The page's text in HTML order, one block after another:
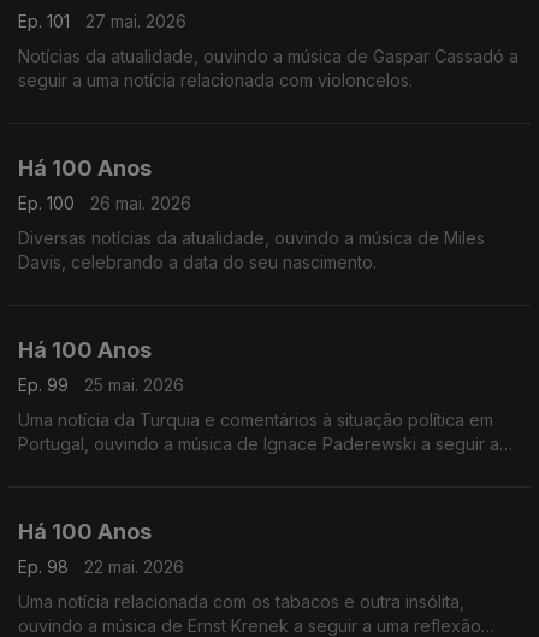
Ep. 101
27 mai. 2026
Notícias da atualidade, ouvindo a música de Gaspar Cassadó a
seguir a uma notícia relacionada com violoncelos.
Há 100 Anos
Ep. 100
26 mai. 2026
Diversas notícias da atualidade, ouvindo a música de Miles
Davis, celebrando a data do seu nascimento.
Há 100 Anos
Ep. 99
25 mai. 2026
Uma notícia da Turquia e comentários à situação política em
Portugal, ouvindo a música de Ignace Paderewski a seguir a
Há 100 Anos
Ep. 98
22 mai. 2026
Uma notícia relacionada com os tabacos e outra insólita,
ouvindo a música de Ernst Krenek a seguir a uma reflexão